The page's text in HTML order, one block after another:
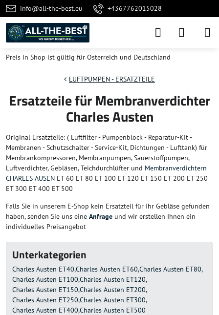
info@all-the-best.eu +4367762015028
Preis in Shop ist gültig für Österreich und Deutschland
LUFTPUMPEN - ERSATZTEILE
Ersatzteile für Membranverdichter
Charles Austen
Original Ersatzteile: ( Luftfilter - Pumpenblock - Reparatur-Kit -
Membranen - Schutzschalter - Service-Kit, Dichtungen - Lufttank) für
Membrankompressoren, Membranpumpen, Sauerstoffpumpen,
Luftverdichter, Gebläsen, Teichdurchlüfter und Membranverdichtern
CHARLES AUSEN ET 60 ET 80 ET 100 ET 120 ET 150 ET 200 ET 250
ET 300 ET 400 ET 500
Falls Sie in unserem E-Shop kein Ersatzteil für Ihr Gebläse gefunden
haben, senden Sie uns eine Anfrage und wir erstellen Ihnen ein
individuelles Preisangebot
Unterkategorien
Charles Austen ET40 Charles Austen ET60 Charles Austen ET80
Charles Austen ET100 Charles Austen ET120
Charles Austen ET150 Charles Austen ET200
Charles Austen ET250 Charles Austen ET300
Charles Austen ET400 Charles Austen ET500